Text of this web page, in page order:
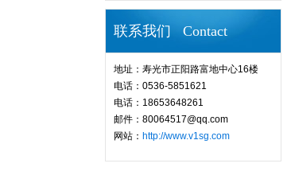
联系我们 Contact
地址：寿光市正阳路富地中心16楼
电话：0536-5851621
电话：18653648261
邮件：80064517@qq.com
网站： http://www.v1sg.com